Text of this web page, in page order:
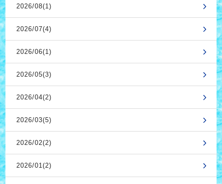
2026/08(1)
2026/07(4)
2026/06(1)
2026/05(3)
2026/04(2)
2026/03(5)
2026/02(2)
2026/01(2)